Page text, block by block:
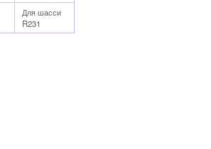
Для шасси
R231